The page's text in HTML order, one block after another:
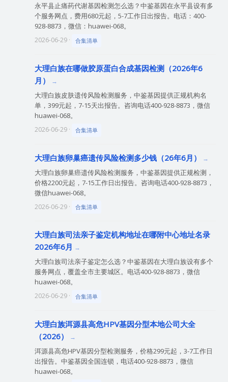
永平县止痛药代谢基因检测怎么选？中鉴基因在永平县设有多
个服务网点，费用680元起，5-7工作日出报告。电话：400-
928-8873，微信：huawei-068。
2026-06-29 · 合集清单
大理白族在哪做胶原蛋白合成基因检测（2026年6
月）
大理白族皮肤遗传风险检测服务，中鉴基因提供正规机构名
单，399元起，7-15天出报告。咨询电话400-928-8873，微信
huawei-068。
2026-06-29 · 合集清单
大理白族卵巢癌遗传风险检测多少钱（26年6月）
大理白族卵巢癌遗传风险检测服务，中鉴基因提供正规检测，
价格2200元起，7-15工作日出报告。咨询电话400-928-8873，
微信huawei-068。
2026-06-29 · 合集清单
大理白族司法亲子鉴定机构地址在哪附中心地址名录
2026年6月
大理白族司法亲子鉴定怎么选？中鉴基因在大理白族设有多个
服务网点，覆盖全市主要城区。电话400-928-8873，微信
huawei-068。
2026-06-29 · 合集清单
大理白族洱源县高危HPV基因分型本地公司大全
（2026）
洱源县高危HPV基因分型检测服务，价格299元起，3-7工作日
出报告。中鉴基因全国连锁，电话400-928-8873，微信
huawei-068。